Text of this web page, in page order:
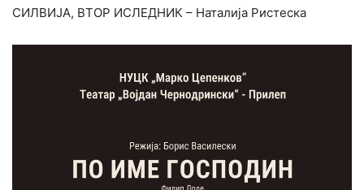
СИЛВИЈА, ВТОР ИСЛЕДНИК – Наталија Ристеска